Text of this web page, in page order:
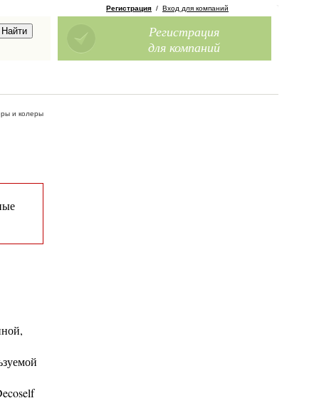
Регистрация / Вход для компаний
Регистрация
для компаний
и колеры